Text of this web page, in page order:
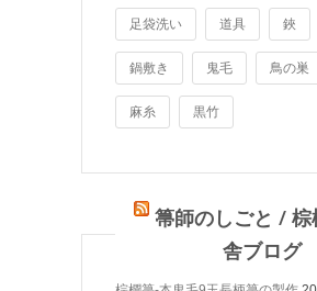
足袋洗い 道具 鋏
鍋敷き 鬼毛 鳥の巣
麻糸 黒竹
箒師のしごと / 棕
舎ブログ